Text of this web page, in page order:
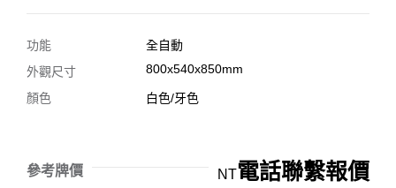
功能
全自動
外觀尺寸
800x540x850mm
顏色 白色/牙色
參考牌價 NT電話聯繫報價